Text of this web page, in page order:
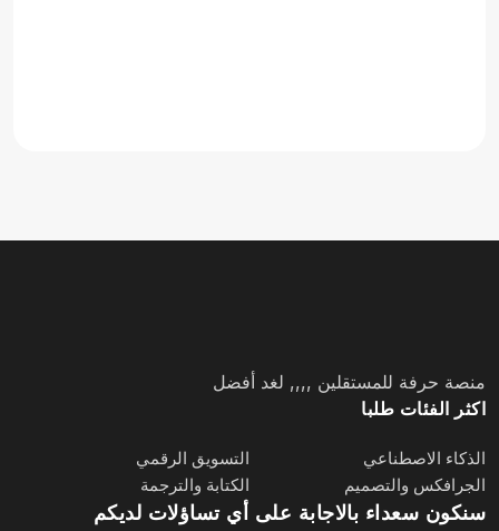
منصة حرفة للمستقلين ,,,, لغد أفضل
اكثر الفئات طلبا
الذكاء الاصطناعي
التسويق الرقمي
الجرافكس والتصميم
الكتابة والترجمة
سنكون سعداء بالاجابة على أي تساؤلات لديكم